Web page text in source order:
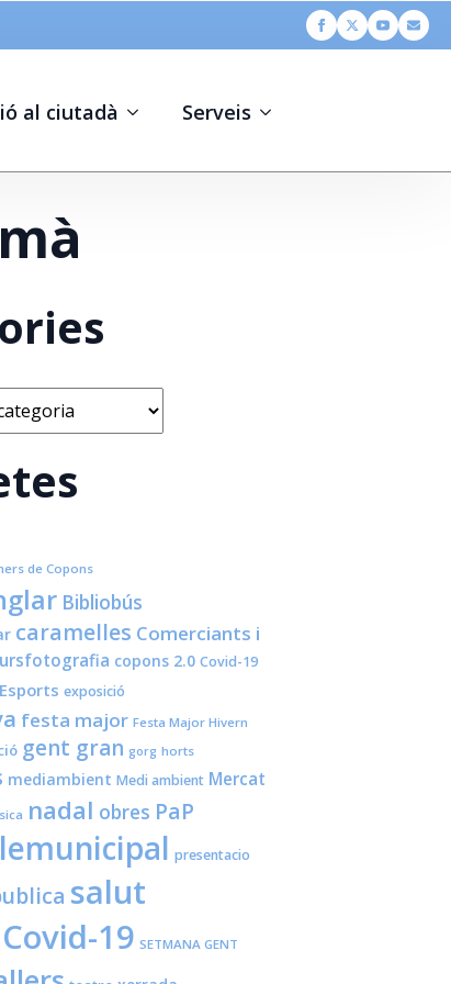
al ciutadà Serveis
de Copons
Bibliobús
caramelles Comerciants i
copons 2.0 Covid-19
Esports exposició
festa major Festa Major Hivern
gent gran gorg horts
mediambient Medi ambient Mercat
nadal obres PaP
presentacio
salut
19 SETMANA GENT